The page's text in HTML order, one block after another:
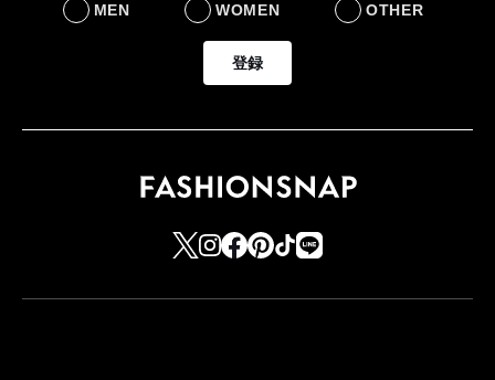
MEN WOMEN OTHER
登録